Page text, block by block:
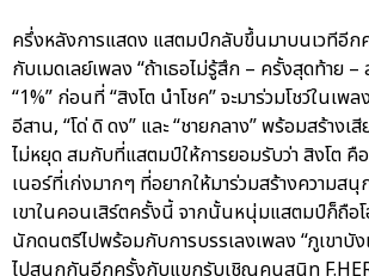
ครึ่งหลังการแสดง แสตมป์กลับขึ้นมาบนเวทีอีก
กับเมดเลย์เพลง “ถ้าเธอไม่รู้สึก – ครั้งสุดท้าย –
“1%” ก่อนที่ “สิงโต นำโชค” จะมาร่วมโชว์ในเพ
อีสาน, “โด่ ดิ ดง” และ “ชายกลาง” พร้อมสร้างเ
ไม่หยุด สมกับที่แสตมป์ให้การยอมรับว่า สิงโต คื
เนอร์ที่เก่งมากๆ ที่อยากให้มาร่วมสร้างความส
เขาในคอนเสิร์ตครั้งนี้ จากนั้นหนุ่มแสตมป์ก็ถือ
นักดนตรีไปพร้อมกับการบรรเลงเพลง “ภูเขาบั
ไปสนุกกันอีกครั้งกับแขกรับเชิญคนสนิท